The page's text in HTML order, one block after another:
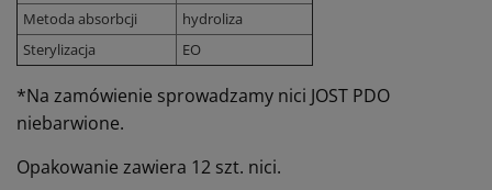
Metoda absorbcji
hydroliza
Sterylizacja
EO
*Na zamówienie sprowadzamy nici JOST PDO
niebarwione.
Opakowanie zawiera 12 szt. nici.